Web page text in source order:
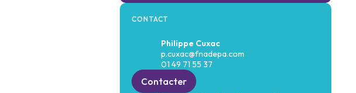
CONTACT
Philippe Cuxac
p.cuxac@fnadepa.com
01 49 71 55 37
Contacter